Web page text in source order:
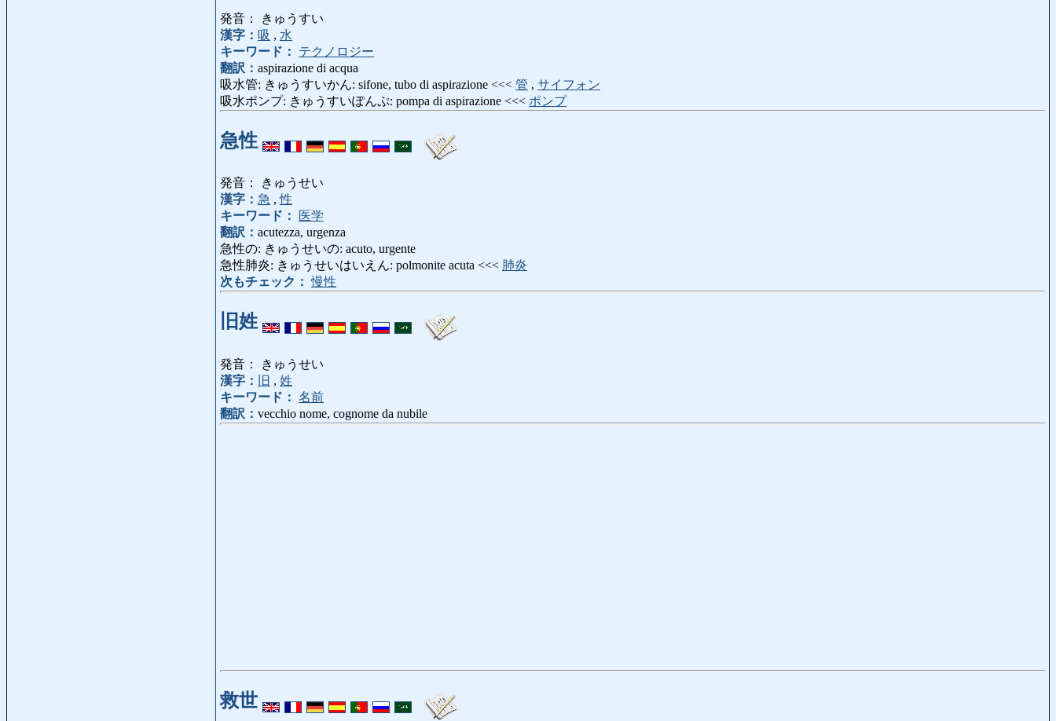
発音： きゅうすい
漢字： 吸 , 水
キーワード：
テクノロジー
翻訳： aspirazione di acqua
吸水管: きゅうすいかん: sifone, tubo di aspirazione <<< 管 , サイフォン
吸水ポンプ: きゅうすいぽんぷ: pompa di aspirazione <<< ポンプ
急性
発音： きゅうせい
漢字： 急 ,性
キーワード：
医学
翻訳： acutezza, urgenza
急性の: きゅうせいの: acuto, urgente
急性肺炎: きゅうせいはいえん: polmonite acuta <<< 肺炎
次もチェック： 慢性
旧姓
発音： きゅうせい
漢字：
旧 , 姓
キーワード： 名前
翻訳： vecchio nome, cognome da nubile
救世